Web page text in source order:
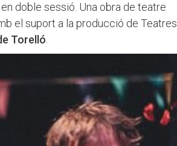
en doble sessió. Una obra de teatre
el suport a la producció de Teatres
Torelló